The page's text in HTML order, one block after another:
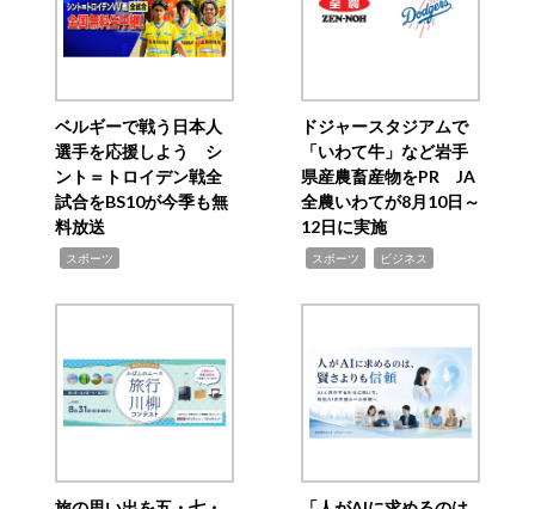
ベルギーで戦う日本人
選手を応援しよう シ
ント＝トロイデン戦全
試合をBS10が今季も無
料放送
スポーツ
ドジャースタジアムで
「いわて牛」など岩手
県産農畜産物をPR JA
全農いわてが8月10日～
12日に実施
スポーツ ビジネス